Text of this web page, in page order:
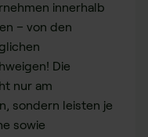
innerhalb
– von den
Die
nur am
sondern leisten je
sowie